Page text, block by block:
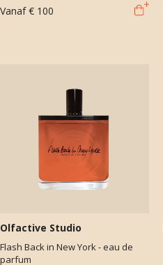
Vanaf € 100
Olfactive Studio
Flash Back in New York - eau de
parfum